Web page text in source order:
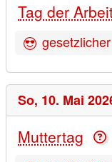
Tag der
So, 10. Mai
Muttertag